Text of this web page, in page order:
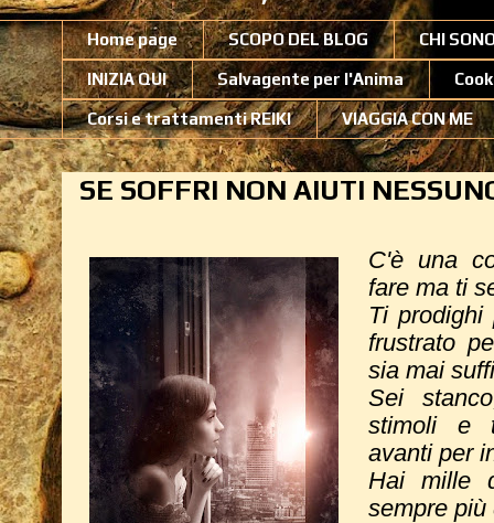
Home page SCOPO DEL BLOG CHI
INIZIA QUI Salvagente per l'Anima
Corsi e trattamenti REIKI VIAGGIA CON ME
SE SOFFRI NON AIUTI
C'è una
fare ma ti
Ti
frustrato
sia mai
Sei
stimoli e
avanti per
Hai mille
sempre